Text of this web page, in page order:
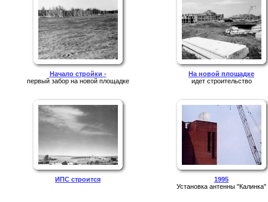
Начало стройки -
первый забор на новой площадке
На новой площадке
идет строительство
ИПС строится
1995
Установка антенны "Калинка"